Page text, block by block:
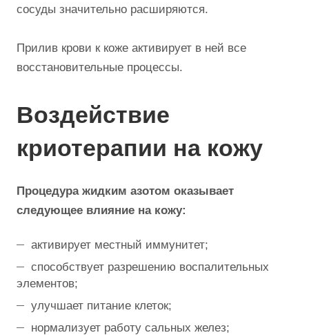
сосуды значительно расширяются.
Прилив крови к коже активирует в ней все
восстановительные процессы.
Воздействие
криотерапии на кожу
Процедура жидким азотом оказывает
следующее влияние на кожу:
активирует местный иммунитет;
способствует разрешению воспалительных
элементов;
улучшает питание клеток;
нормализует работу сальных желез;